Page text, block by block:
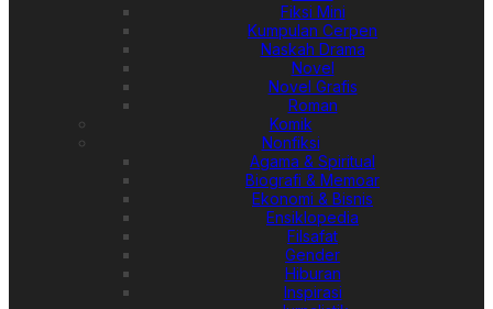
Fiksi Mini
Kumpulan Cerpen
Naskah Drama
Novel
Novel Grafis
Roman
Komik
Nonfiksi
Agama & Spiritual
Biografi & Memoar
Ekonomi & Bisnis
Ensiklopedia
Filsafat
Gender
Hiburan
Inspirasi